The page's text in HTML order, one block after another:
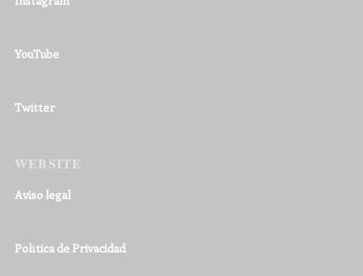
YouTube
Twitter
WEBSITE
Aviso legal
Política de Privacidad